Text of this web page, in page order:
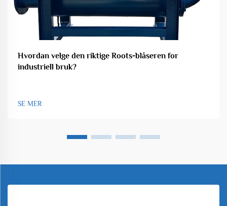
Hvordan velge den riktige Roots-blåseren for
industriell bruk?
SE MER